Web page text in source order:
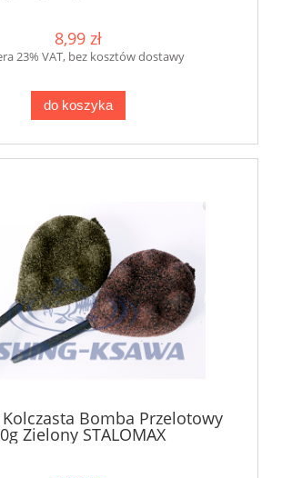
8,99 zł
23% VAT, bez kosztów dostawy
do koszyka
Kolczasta Bomba Przelotowy
Zielony STALOMAX